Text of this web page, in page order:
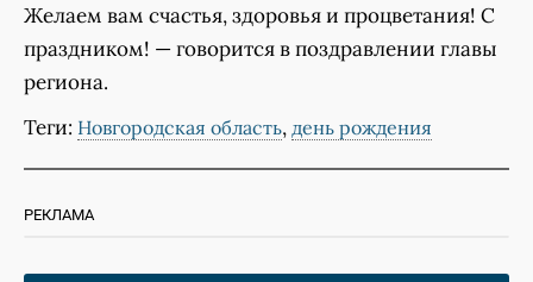
Желаем вам счастья, здоровья и процветания! С
праздником! — говорится в поздравлении главы
региона.
Теги: Новгородская область, день рождения
РЕКЛАМА